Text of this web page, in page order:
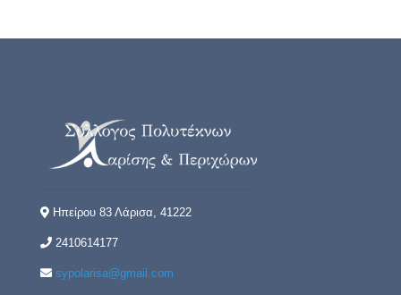
Ηπείρου 83 Λάρισα, 41222
2410614177
sypolarisa@gmail.com